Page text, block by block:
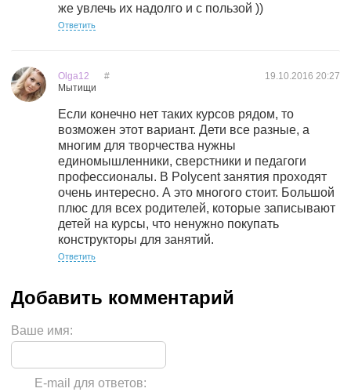
же увлечь их надолго и с пользой ))
Ответить
Olga12
Мытищи
19.10.2016 20:27
#
Если конечно нет таких курсов рядом, то
возможен этот вариант. Дети все разные, а
многим для творчества нужны
единомышленники, сверстники и педагоги
профессионалы. В Polycent занятия проходят
очень интересно. А это многого стоит. Большой
плюс для всех родителей, которые записывают
детей на курсы, что ненужно покупать
конструкторы для занятий.
Ответить
Ваше имя:
E-mail для ответов: